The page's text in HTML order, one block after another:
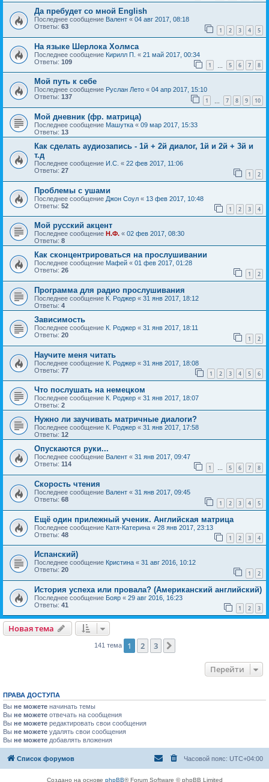
Да пребудет со мной English
Последнее сообщение Валент « 04 авг 2017, 08:18
Ответы: 63 1 2 3 4 5
На языке Шерлока Холмса
Последнее сообщение Кирилл П. « 21 май 2017, 00:34
Ответы: 109 1 5 6 7 8
Мой путь к себе
Последнее сообщение Руслан Лето « 04 апр 2017, 15:10
Ответы: 137 1 7 8 9 10
Мой дневник (фр. матрица)
Последнее сообщение Машутка « 09 мар 2017, 15:33
Ответы: 13
Как сделать аудиозапись - 1й + 2й диалог, 1й и 2й + 3й и
т.д
Последнее сообщение И.С. « 22 фев 2017, 11:06
Ответы: 27 1 2
Проблемы с ушами
Последнее сообщение Джон Соул « 13 фев 2017, 10:48
Ответы: 52 1 2 3 4
Мой русский акцент
Последнее сообщение Н.Ф. « 02 фев 2017, 08:30
Ответы: 8
Как сконцентрироваться на прослушивании
Последнее сообщение Мафей « 01 фев 2017, 01:28
Ответы: 26 1 2
Программа для радио прослушивания
Последнее сообщение К. Роджер « 31 янв 2017, 18:12
Ответы: 4
Зависимость
Последнее сообщение К. Роджер « 31 янв 2017, 18:11
Ответы: 20 1 2
Научите меня читать
Последнее сообщение К. Роджер « 31 янв 2017, 18:08
Ответы: 77 1 2 3 4 5 6
Что послушать на немецком
Последнее сообщение К. Роджер « 31 янв 2017, 18:07
Ответы: 2
Нужно ли заучивать матричные диалоги?
Последнее сообщение К. Роджер « 31 янв 2017, 17:58
Ответы: 12
Опускаются руки...
Последнее сообщение Валент « 31 янв 2017, 09:47
Ответы: 114 1 … 5 6 7 8
Скорость чтения
Последнее сообщение Валент « 31 янв 2017, 09:45
Ответы: 68 1 2 3 4 5
Ещё один прилежный ученик. Английская матрица
Последнее сообщение Катя-Катерина « 28 янв 2017, 23:13
Ответы: 48 1 2 3 4
Испанский)
Последнее сообщение Кристина « 31 авг 2016, 10:12
Ответы: 20 1 2
История успеха или провала? (Американский английский)
Последнее сообщение Бояр « 29 авг 2016, 16:23
Ответы: 41 1 2 3
Новая тема
141 тема 1 2 3
Перейти
ПРАВА ДОСТУПА
Вы не можете начинать темы
Вы не можете отвечать на сообщения
Вы не можете редактировать свои сообщения
Вы не можете удалять свои сообщения
Вы не можете добавлять вложения
Список форумов Часовой пояс: UTC+04:00
Создано на основе phpBB® Forum Software © phpBB Limited